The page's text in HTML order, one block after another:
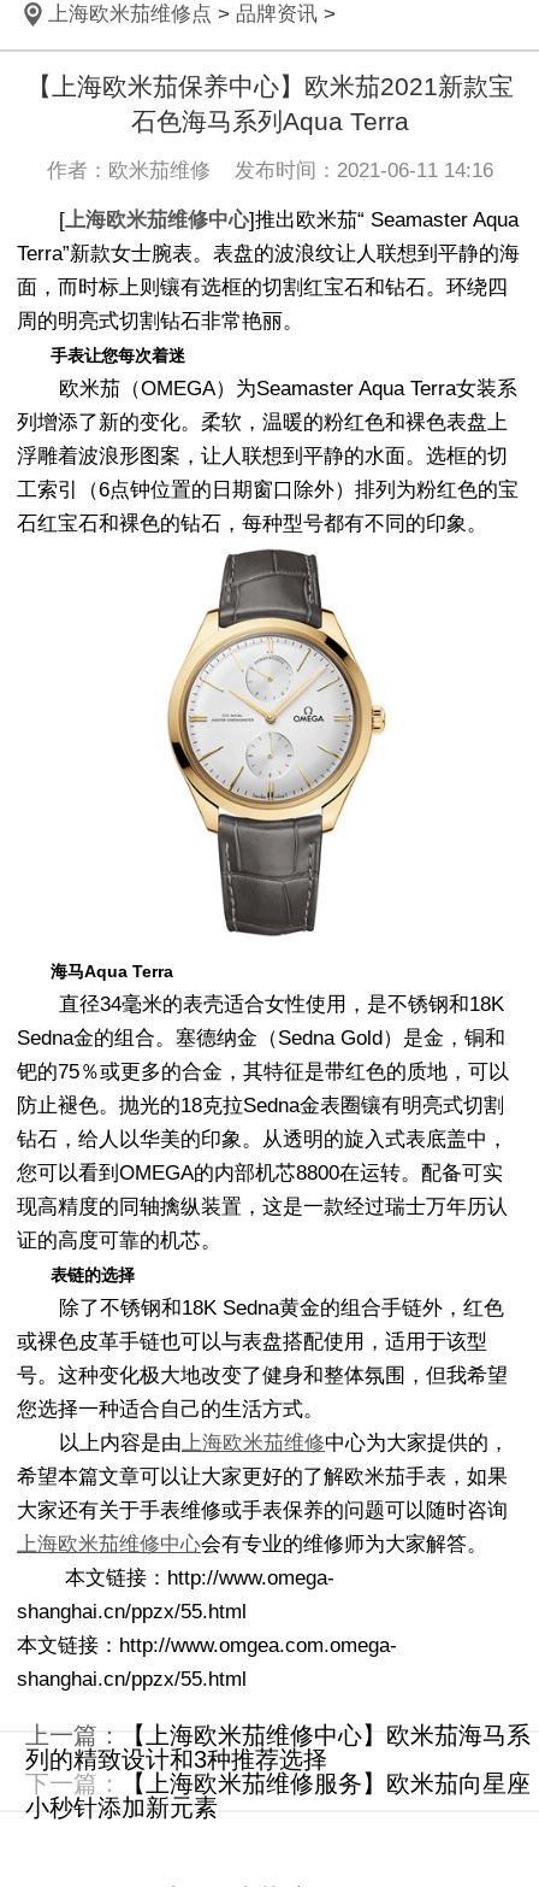
上海欧米茄维修点 > 品牌资讯>
【上海欧米茄保养中心】欧米茄2021新款宝
石色海马系列Aqua Terra
作者：欧米茄维修 发布时间：2021-06-11 14:16
[ 上海欧米茄维修中心]推出欧米茄“ Seamaster Aqua
Terra”新款女士腕表。表盘的波浪纹让人联想到平静的海
面，而时标上则镶有选框的切割红宝石和钻石。环绕四
周的明亮式切割钻石非常艳丽。
手表让您每次着迷
欧米茄（OMEGA）为Seamaster Aqua Terra女装系
列增添了新的变化。柔软，温暖的粉红色和裸色表盘上
浮雕着波浪形图案，让人联想到平静的水面。选框的切
工索引（6点钟位置的日期窗口除外）排列为粉红色的宝
石红宝石和裸色的钻石，每种型号都有不同的印象。
海马Aqua Terra
直径34毫米的表壳适合女性使用，是不锈钢和18K
Sedna金的组合。塞德纳金（Sedna Gold）是金，铜和
钯的75％或更多的合金，其特征是带红色的质地，可以
防止褪色。抛光的18克拉Sedna金表圈镶有明亮式切割
钻石，给人以华美的印象。从透明的旋入式表底盖中，
您可以看到OMEGA的内部机芯8800在运转。配备可实
现高精度的同轴擒纵装置，这是一款经过瑞士万年历认
证的高度可靠的机芯。
表链的选择
除了不锈钢和18K Sedna黄金的组合手链外，红色
或裸色皮革手链也可以与表盘搭配使用，适用于该型
号。这种变化极大地改变了健身和整体氛围，但我希望
您选择一种适合自己的生活方式。
以上内容是由上海欧米茄维修中心为大家提供的，
希望本篇文章可以让大家更好的了解欧米茄手表，如果
大家还有关于手表维修或手表保养的问题可以随时咨询
上海欧米茄维修中心会有专业的维修师为大家解答。
本文链接：http://www.omega-
shanghai.cn/ppzx/55.html
本文链接：http://www.omgea.com.omega-
shanghai.cn/ppzx/55.html
上一篇：
【上海欧米茄维修中心】欧米茄海马系
列的精致设计和3种推荐选择
下一篇：
【上海欧米茄维修服务】欧米茄向星座
小秒针添加新元素